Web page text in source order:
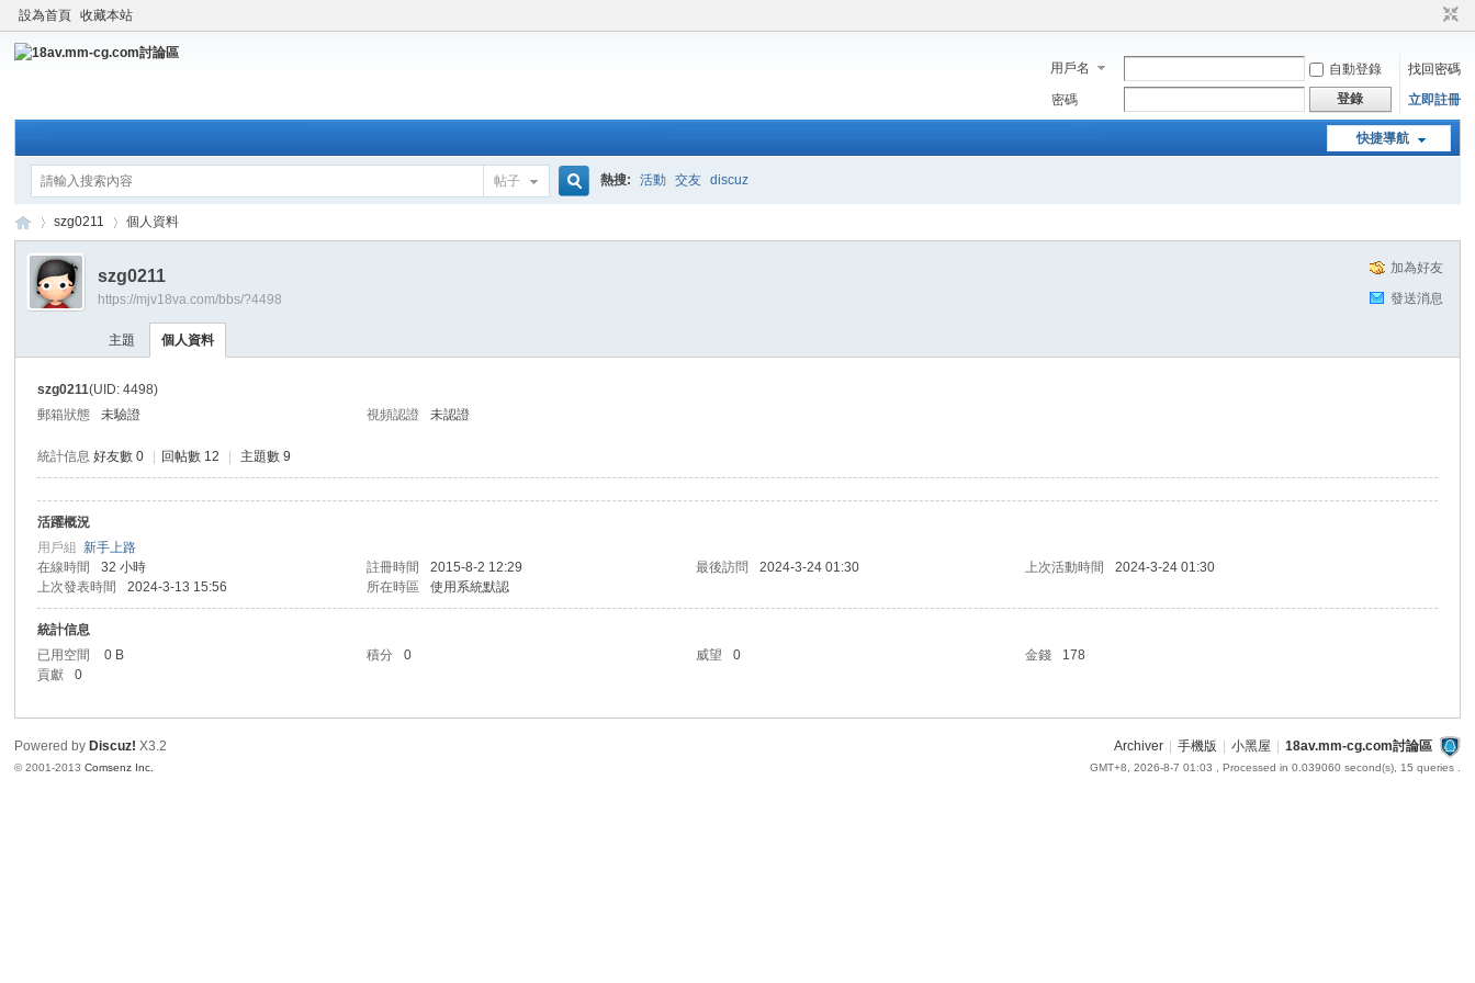
設為首頁 收藏本站
用戶名 自動登錄
找回密碼
密碼
登錄 立即註冊
快捷導航
帖子 熱搜: 活動 交友 discuz
m
›
szg0211 個人資料
加為好友
發送消息
szg0211
https://mjv18va.com/bbs/?4498
主題 個人資料
szg0211(UID: 4498)
郵箱狀態
未驗證 視頻認證 未認證
統計信息 好友數 0 回帖數 12 主題數 9
活躍概況
用戶組新手上路
在線時間
32 小時 註冊時間 2015-8-2 12:29 最後訪問 2024-3-24 01:30 上次活動時間
2024-3-24 01:30
上次發表時間
2024-3-13 15:56 所在時區 使用系統默認
統計信息
已用空間
0 B 積分 0 威望 0 金錢
178
貢獻
0
Archiver 手機版 小黑屋 18av.mm-cg.com討論區
GMT+8, 2026-8-7 01:03 , Processed in 0.039060 second(s), 15 queries .
Powered by Discuz! X3.2
© 2001-2013Comsenz Inc.